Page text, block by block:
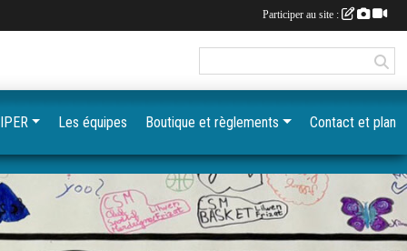
Les équipes Boutique et règlements Contact et plan
Participer au site :